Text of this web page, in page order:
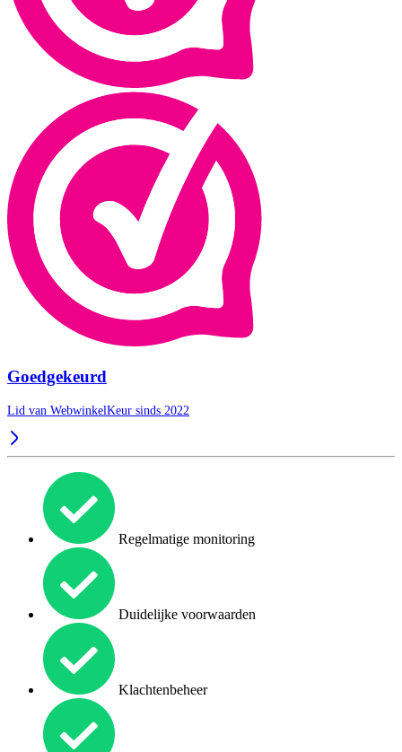
Goedgekeurd
Lid van WebwinkelKeur sinds 2022
Regelmatige monitoring
Duidelijke voorwaarden
Klachtenbeheer